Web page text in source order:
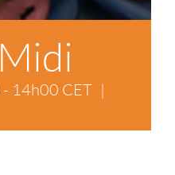
- 14h00 CET |